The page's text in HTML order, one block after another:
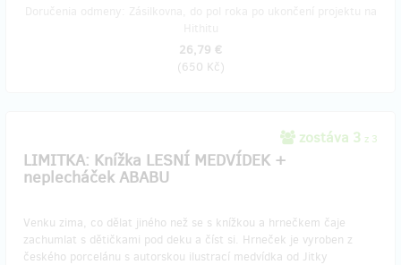
26,79 €
(650 Kč)
zostáva 3 z 3
LIMITKA: Knížka LESNÍ MEDVÍDEK +
neplecháček ABABU
Venku zima, co dělat jiného než se s knížkou a hrnečkem čaje
zachumlat s dětičkami pod deku a číst si. Hrneček je vyroben z
českého porcelánu s autorskou ilustrací medvídka od Jitky